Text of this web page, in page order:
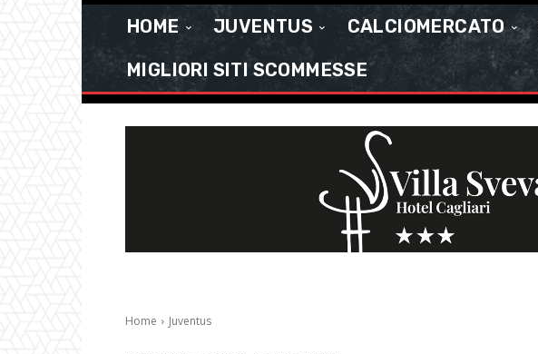
HOME JUVENTUS CALCIOMERCATO
MIGLIORI SITI SCOMMESSE
Home Juventus